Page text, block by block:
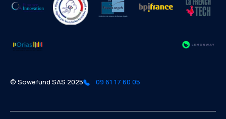
© Sowefund SAS 2025 09 61 17 60 05